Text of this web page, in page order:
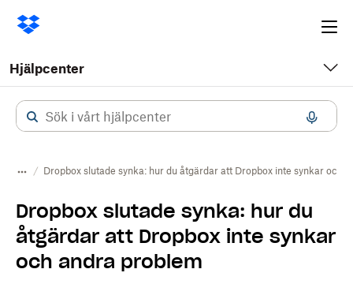
Hjälpcenter
Dropbox slutade synka: hur du åtgärdar att Dropbox inte synkar och
Dropbox slutade synka: hur du
åtgärdar att Dropbox inte synkar
och andra problem